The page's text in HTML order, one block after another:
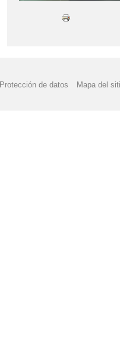
Protección de datos Mapa del